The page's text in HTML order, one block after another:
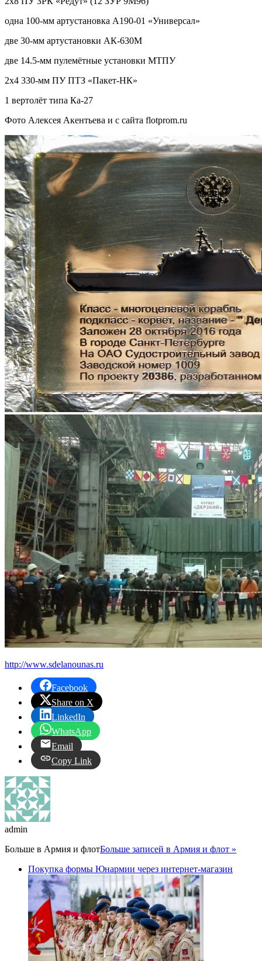
одна 100-мм артустановка А190-01 «Универсал»
две 30-мм артустановки АК-630М
две 14.5-мм пулемётные установки МТПУ
2х4 330-мм ПУ ПТЗ «Пакет-НК»
1 вертолёт типа Ка-27
Фото Алексея Акентьева и с сайта flotprom.ru
http://www.sdelanounas.ru
Facebook
Share on X
LinkedIn
WhatsApp
Email
Copy Link
admin
Больше в Армия и флотБольше записей в Армия и флот »
Покупка формы Юнармии через интернет-магазин